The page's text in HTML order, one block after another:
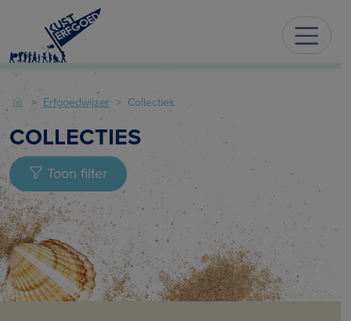
Erfgoedwijzer Collecties
COLLECTIES
Toon filter